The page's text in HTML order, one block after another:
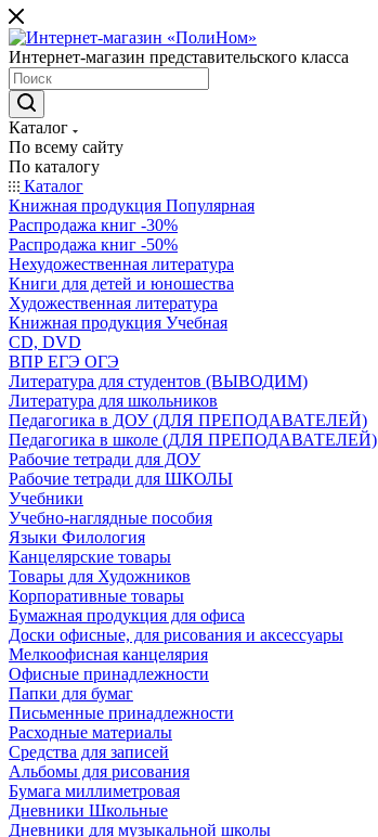
Интернет-магазин представительского класса
Каталог
По всему сайту
По каталогу
Каталог
Книжная продукция Популярная
Распродажа книг -30%
Распродажа книг -50%
Нехудожественная литература
Книги для детей и юношества
Художественная литература
Книжная продукция Учебная
CD, DVD
ВПР ЕГЭ ОГЭ
Литература для студентов (ВЫВОДИМ)
Литература для школьников
Педагогика в ДОУ (ДЛЯ ПРЕПОДАВАТЕЛЕЙ)
Педагогика в школе (ДЛЯ ПРЕПОДАВАТЕЛЕЙ)
Рабочие тетради для ДОУ
Рабочие тетради для ШКОЛЫ
Учебники
Учебно-наглядные пособия
Языки Филология
Канцелярские товары
Товары для Художников
Корпоративные товары
Бумажная продукция для офиса
Доски офисные, для рисования и аксессуары
Мелкоофисная канцелярия
Офисные принадлежности
Папки для бумаг
Письменные принадлежности
Расходные материалы
Средства для записей
Альбомы для рисования
Бумага миллиметровая
Дневники Школьные
Дневники для музыкальной школы